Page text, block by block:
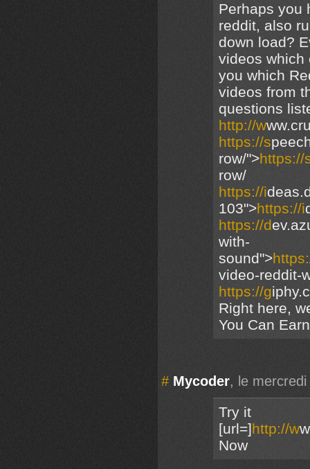
Perhaps you
reddit, also
down load?
videos which
you which
videos from
questions
http://w
https://s
row/">https://
row/
https://i
103">https://i
https://d
with-
sound">
video-reddit-
https://g
Right here,
You Can
# Mycoder, le
Try it
[url=]http://w
Now